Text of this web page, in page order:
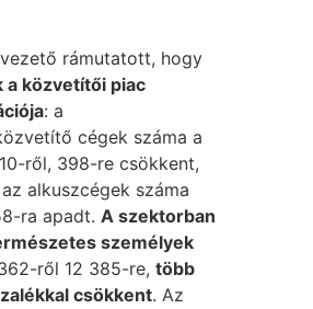
rámutatott, hogy
a közvetítői piac
: a
cégek száma a
ről, 398-re csökkent,
alkuszcégek száma
ra apadt.A szektorban
személyek
ről 12 385-re,több
csökkent. Az